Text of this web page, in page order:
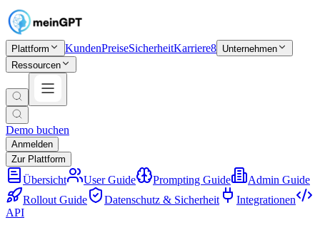
Plattform KundenPreiseSicherheitKarriere8 Unternehmen
Ressourcen
Demo buchen
Anmelden
Zur Plattform
Übersicht User Guide Prompting Guide
Admin Guide
Rollout Guide
Datenschutz & Sicherheit
Integrationen
API